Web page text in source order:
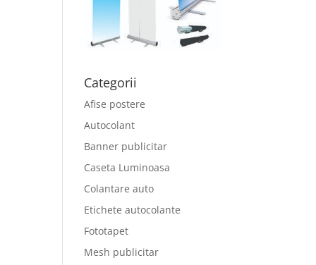
Categorii
Afise postere
Autocolant
Banner publicitar
Caseta Luminoasa
Colantare auto
Etichete autocolante
Fototapet
Mesh publicitar